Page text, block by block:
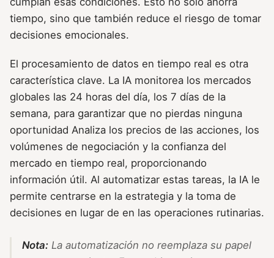
tiempo, sino que también reduce el riesgo de tomar
decisiones emocionales.
El procesamiento de datos en tiempo real es otra
característica clave. La IA monitorea los mercados
globales las 24 horas del día, los 7 días de la
semana, para garantizar que no pierdas ninguna
oportunidad Analiza los precios de las acciones, los
volúmenes de negociación y la confianza del
mercado en tiempo real, proporcionando
información útil. Al automatizar estas tareas, la IA le
permite centrarse en la estrategia y la toma de
decisiones en lugar de en las operaciones rutinarias.
Nota:La automatización no reemplaza su papel